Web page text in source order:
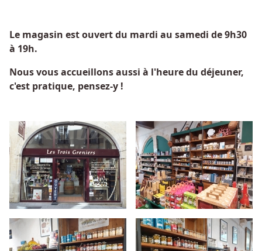
Le magasin est ouvert du mardi au samedi de 9h30
à 19h.
Nous vous accueillons aussi à l'heure du déjeuner,
c'est pratique, pensez-y !